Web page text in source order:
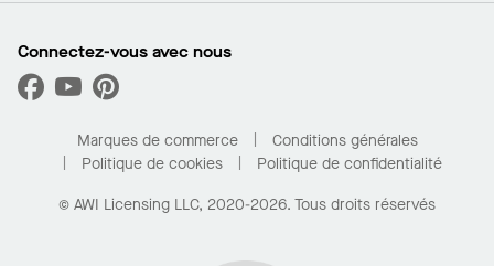
Quelles sont mes options d’achat?
Capacités sur mesure
Performance
Trouver un distributeur
Trouver un distributeur
Pour la maison
Connectez-vous avec nous
Marques de commerce
Conditions générales
Politique de cookies
Politique de confidentialité
© AWI Licensing LLC, 2020-2026. Tous droits réservés